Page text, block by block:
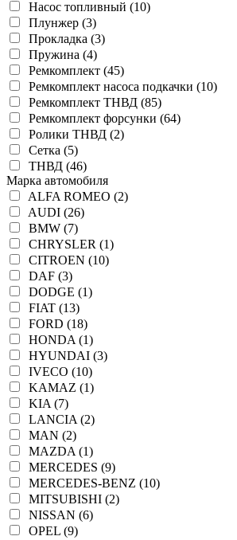
Насос топливный (10)
Плунжер (3)
Прокладка (3)
Пружина (4)
Ремкомплект (45)
Ремкомплект насоса подкачки (10)
Ремкомплект ТНВД (85)
Ремкомплект форсунки (64)
Ролики ТНВД (2)
Сетка (5)
ТНВД (46)
Марка автомобиля
ALFA ROMEO (2)
AUDI (26)
BMW (7)
CHRYSLER (1)
CITROEN (10)
DAF (3)
DODGE (1)
FIAT (13)
FORD (18)
HONDA (1)
HYUNDAI (3)
IVECO (10)
KAMAZ (1)
KIA (7)
LANCIA (2)
MAN (2)
MAZDA (1)
MERCEDES (9)
MERCEDES-BENZ (10)
MITSUBISHI (2)
NISSAN (6)
OPEL (9)